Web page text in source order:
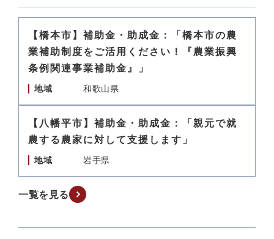
【橋本市】補助金・助成金：「橋本市の農
業補助制度をご活用ください！『農業振興
条例関連事業補助金』」
地域 和歌山県
【八幡平市】補助金・助成金：「親元で就
農する農家に対して支援します」
地域 岩手県
一覧を見る